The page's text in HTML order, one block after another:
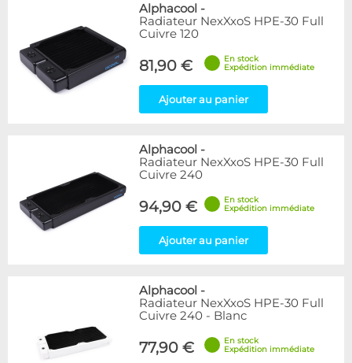
Alphacool -
Radiateur NexXxoS HPE-30 Full
Cuivre 120
81,90 €
En stock
Expédition immédiate
Ajouter au panier
Alphacool -
Radiateur NexXxoS HPE-30 Full
Cuivre 240
94,90 €
En stock
Expédition immédiate
Ajouter au panier
Alphacool -
Radiateur NexXxoS HPE-30 Full
Cuivre 240 - Blanc
77,90 €
En stock
Expédition immédiate